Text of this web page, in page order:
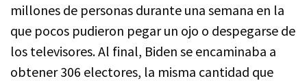
millones de personas durante una semana en la
que pocos pudieron pegar un ojo o despegarse de
los televisores. Al final, Biden se encaminaba a
obtener 306 electores, la misma cantidad que